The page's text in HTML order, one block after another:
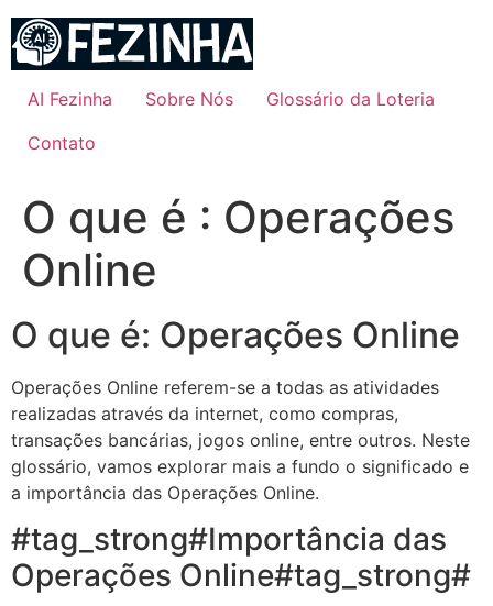
para
conteúdo
AI Fezinha Sobre Nós
Glossário da Loteria
Contato
O que é : Operações
Online
O que é: Operações Online
Operações Online referem-se a todas as atividades
realizadas através da internet, como compras,
transações bancárias, jogos online, entre outros. Neste
glossário, vamos explorar mais a fundo o significado e
a importância das Operações Online.
#tag_strong#Importância das
Operações Online#tag_strong#